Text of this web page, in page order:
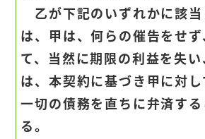
乙が下記のいずれかに該当
は、甲は、何らの催告をせ
て、当然に期限の利益を失
は、本契約に基づき甲に対
一切の債務を直ちに弁済する
る。